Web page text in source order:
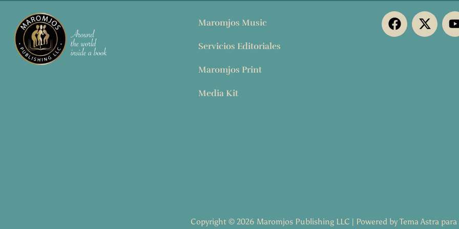
Maromjos Music
Servicios Editoriales
Maromjos Print
Media Kit
F
a
X
-
Copyright © 2026 Maromjos Publishing LLC | Powered by Tema Astra para